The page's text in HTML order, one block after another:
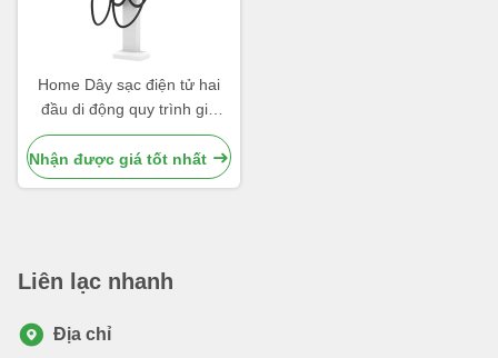
Home Dây sạc điện tử hai
đầu di động quy trình gia
công chính xác CNC
Nhận được giá tốt nhất
Liên lạc nhanh
Địa chỉ